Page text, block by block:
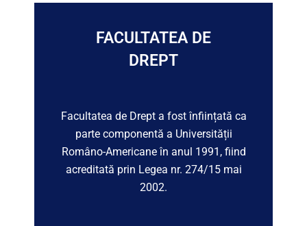
FACULTATEA DE
DREPT
Facultatea de Drept a fost înființată ca
parte componentă a Universității
Româno-Americane în anul 1991, fiind
acreditată prin Legea nr. 274/15 mai
2002.